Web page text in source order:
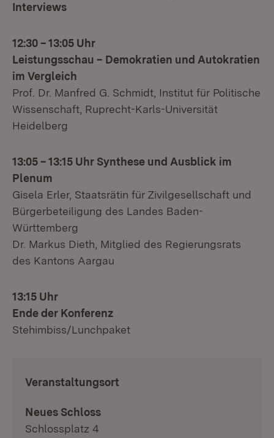
Interviews
12:30 – 13:05 Uhr
Leistungsschau – Demokratien und Autokratien
im Vergleich
Prof. Dr. Manfred G. Schmidt, Institut für Politische
Wissenschaft, Ruprecht-Karls-Universität
Heidelberg
13:05–13:15 Uhr Synthese und Ausblick im
Plenum
Gisela Erler, Staatsrätin für Zivilgesellschaft und
Bürgerbeteiligung des Landes Baden-
Württemberg
Dr. Markus Dieth, Mitglied des Regierungsrats
des Kantons Aargau
13:15 Uhr
Ende der Konferenz
Stehimbiss/Lunchpaket
:Veranstaltungsort
Neues Schloss
Schlossplatz 4